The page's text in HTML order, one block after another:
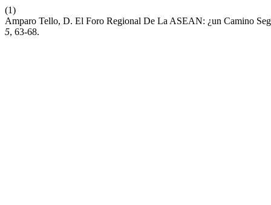
(1)
Amparo Tello, D. El Foro Regional De La ASEAN: ¿un Camino
5, 63-68.